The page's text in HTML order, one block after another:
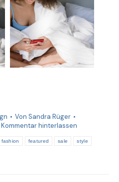
Von Sandra Rüger
Kommentar hinterlassen
fashion featured sale style